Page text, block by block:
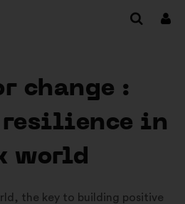
change :
in
world
the key to building positive